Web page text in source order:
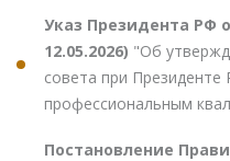
Указ Президента РФ
12.05.2026) "Об
совета при Президенте
профессиональным
Постановление